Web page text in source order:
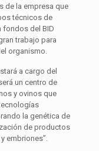
de la empresa que
técnicos de
fondos del BID
trabajo para
organismo.
a cargo del
un centro de
y ovinos que
la genética de
de productos
embriones”.